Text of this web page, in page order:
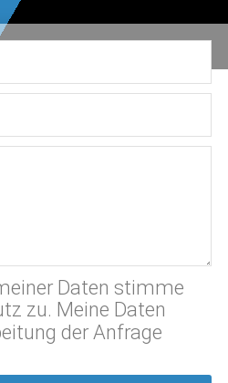
Daten stimme
zu. Meine Daten
der Anfrage